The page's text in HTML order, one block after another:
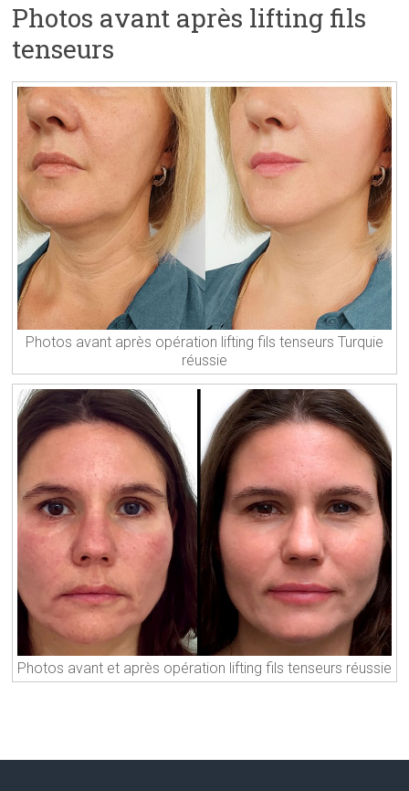
Photos avant après lifting fils
tenseurs
Photos avant après opération lifting fils tenseurs Turquie
réussie
Photos avant et après opération lifting fils tenseurs réussie